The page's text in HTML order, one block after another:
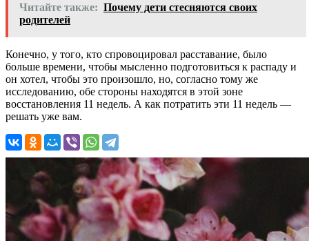
Читайте также: Почему дети стесняются своих
родителей
Конечно, у того, кто спровоцировал расставание, было
больше времени, чтобы мысленно подготовиться к распаду и
он хотел, чтобы это произошло, но, согласно тому же
исследованию, обе стороны находятся в этой зоне
восстановления 11 недель. А как потратить эти 11 недель —
решать уже вам.